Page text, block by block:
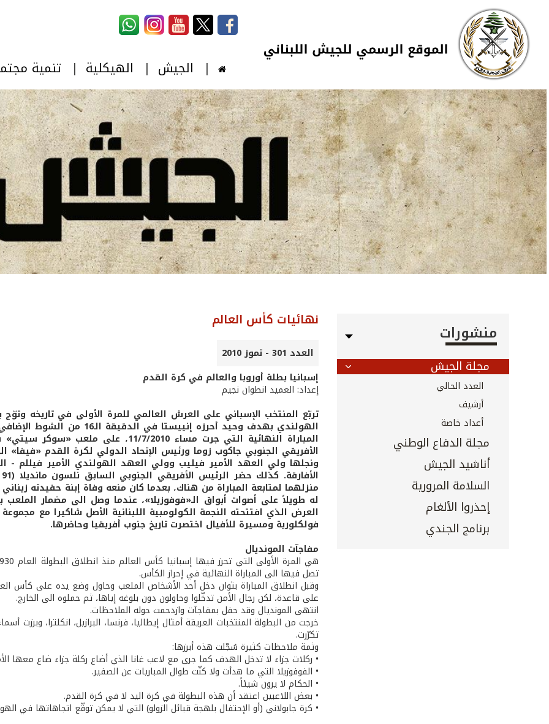
تجاوز إلى المحتوى الرئيسي
Skip to navigation
الجيش الهيكلية تنمية
منشورات
مجلة الجيش
العدد الحالي
أرشيف
أعداد خاصة
مجلة الدفاع الوطني
أناشيد الجيش
السلامة المرورية
إحذروا الألغام
برنامج الجندي
نهائيات كأس العالم
العدد 301 - تموز 2010
إسبانيا بطلة أوروبا والعالم في كرة القدم
إعداد: العميد انطوان نجيم
الهولندي بهدف وحيد أحرزه
الأفريقي الجنوبي جاكوب زوما ورئيس الإتحاد الدولي لكرة القدم
ونجلها ولي العهد الأمير فيليب وولي العهد الهولندي الأمير فيللم
منزلهما لمتابعة المباراة من هناك، بعدما كان منعه وفاة إبنة حفيدته
له طويلاً على أصوات أبواق الـ«فوفوزيلا»، عندما وصل الى مضمار
العرض الذي افتتحته النجمة الكولومبية اللبنانية الأصل شاكيرا مع
فولكلورية ومسيرة للأفيال اختصرت تاريخ جنوب أفريقيا وحاضرها.
مفاجآت المونديال
تصل فيها الى المباراة النهائية في إحراز الكأس.
على قاعدة، لكن رجال الأمن تدخّلوا وحاولون دون بلوغه إياها، ثم حملوه الى الخارج.
انتهى المونديال وقد حفل بمفاجآت وازدحمت حوله الملاحظات.
خرجت من البطولة المنتخبات العريقة أمثال إيطاليا، فرنسا، البرازيل، انكلترا،
تكرّرت.
وثمة ملاحظات كثيرة سُجّلت هذه أبرزها:
• ركلات جزاء لا تدخل الهدف كما جرى مع لاعب غانا الذي أضاع ركلة جزاء ضاع معها
• الفوفوزيلا التي ما هدأت ولا كنّت طوال المباريات عن الصفير.
• الحكام لا يرون شيئاً.
• بعض اللاعبين اعتقد أن هذه البطولة في كرة اليد لا في كرة القدم.
• كرة جابولاني (أو الإحتفال بلهجة قبائل الزولو) التي لا يمكن توقّع اتجاهاتها في